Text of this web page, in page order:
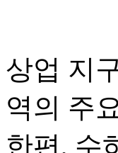
상업 지
역의 주
한편, 수